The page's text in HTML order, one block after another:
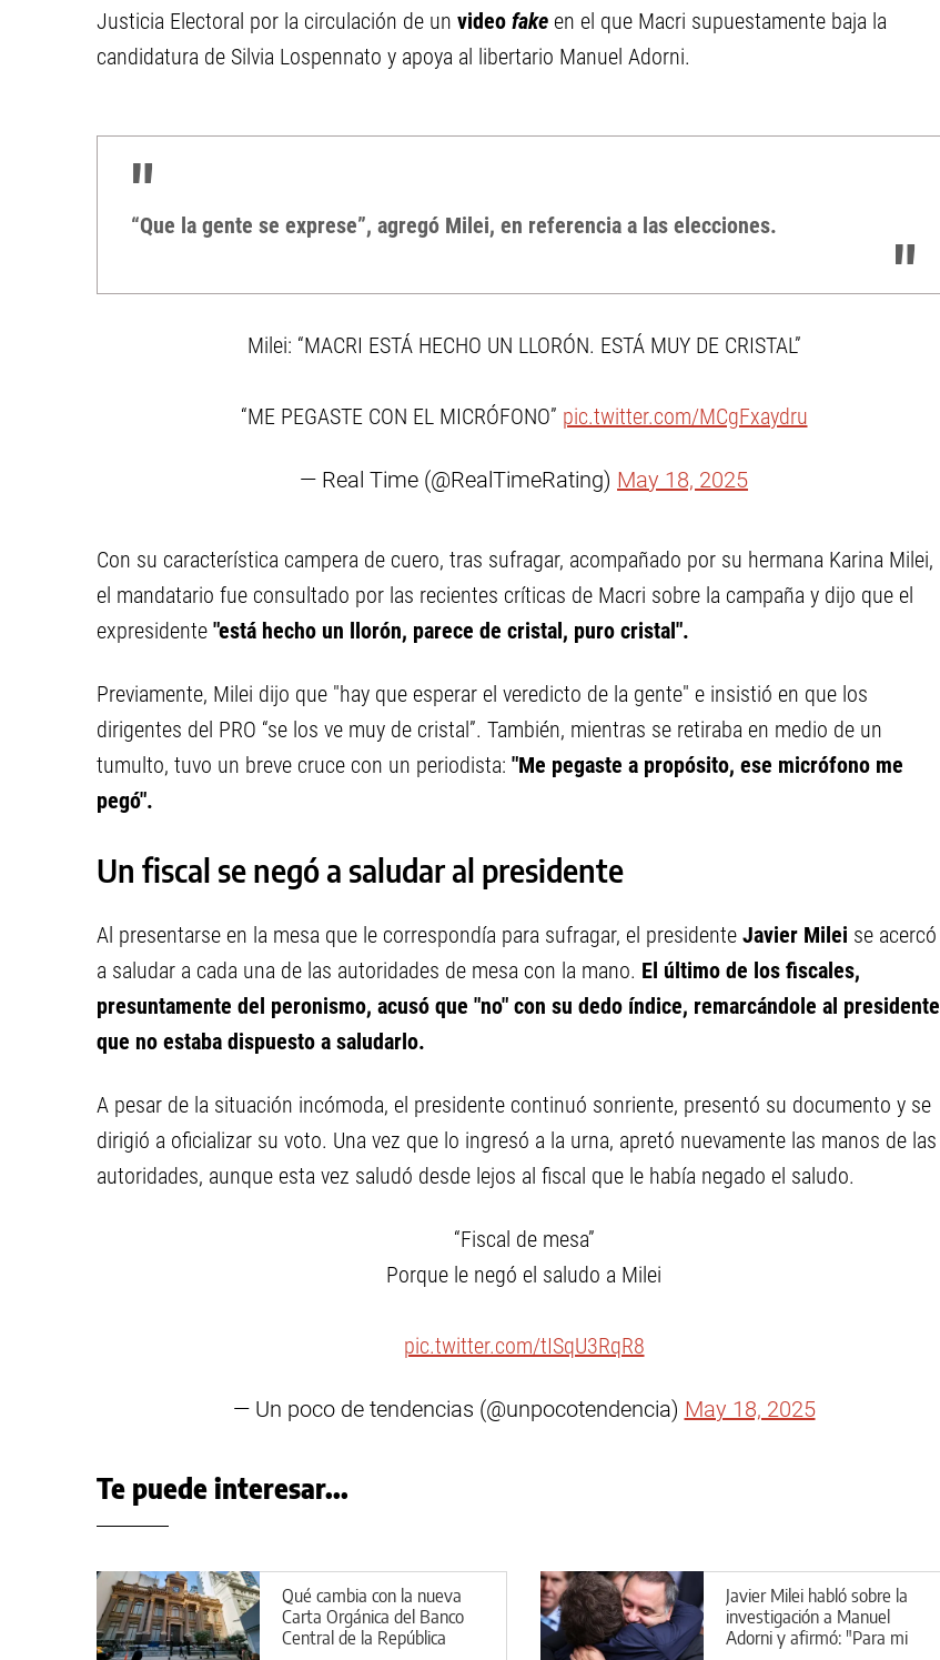
Justicia Electoral por la circulación de un video fake en el que Macri supuestamente baja la
candidatura de Silvia Lospennato y apoya al libertario Manuel Adorni.
“Que la gente se exprese”, agregó Milei, en referencia a las elecciones.
Milei: “MACRI ESTÁ HECHO UN LLORÓN. ESTÁ MUY DE CRISTAL”
“ME PEGASTE CON EL MICRÓFONO” pic.twitter.com/MCgFxaydru
— Real Time (@RealTimeRating) May 18, 2025
Con su característica campera de cuero, tras sufragar, acompañado por su hermana Karina Milei,
el mandatario fue consultado por las recientes críticas de Macri sobre la campaña y dijo que el
expresidente "está hecho un llorón, parece de cristal, puro cristal".
Previamente, Milei dijo que "hay que esperar el veredicto de la gente" e insistió en que los
dirigentes del PRO “se los ve muy de cristal”. También, mientras se retiraba en medio de un
tumulto, tuvo un breve cruce con un periodista: "Me pegaste a propósito, ese micrófono me
pegó".
Un fiscal se negó a saludar al presidente
Al presentarse en la mesa que le correspondía para sufragar, el presidente Javier Milei se acercó
a saludar a cada una de las autoridades de mesa con la mano. El último de los fiscales,
presuntamente del peronismo, acusó que "no" con su dedo índice, remarcándole al presidente
que no estaba dispuesto a saludarlo.
A pesar de la situación incómoda, el presidente continuó sonriente, presentó su documento y se
dirigió a oficializar su voto. Una vez que lo ingresó a la urna, apretó nuevamente las manos de las
autoridades, aunque esta vez saludó desde lejos al fiscal que le había negado el saludo.
“Fiscal de mesa”
Porque le negó el saludo a Milei
pic.twitter.com/tISqU3RqR8
— Un poco de tendencias (@unpocotendencia) May 18, 2025
Te puede interesar...
Qué cambia con la nueva
Carta Orgánica del Banco
Central de la República
Javier Milei habló sobre la
investigación a Manuel
Adorni y afirmó: "Para mi